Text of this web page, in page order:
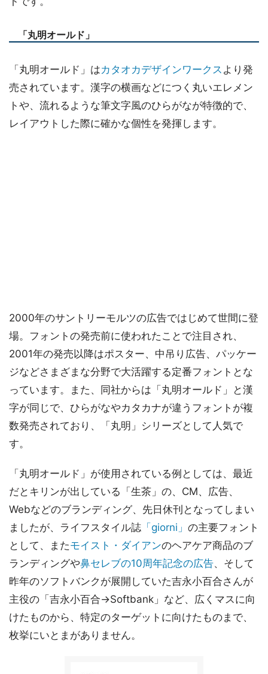
「丸明オールド」
「丸明オールド」はカタオカデザインワークス より発
売されています。漢字の横画などにつく丸いエレメン
トや、流れるような筆文字風のひらがなが特徴的で、
レイアウトした際に確かな個性を発揮します。
2000年のサントリーモルツの広告ではじめて世間に登
場。フォントの発売前に使われたことで注目され、
2001年の発売以降はポスター、中吊り広告、パッケー
ジなどさまざまな分野で大活躍する定番フォントとな
っています。また、同社からは「丸明オールド」と漢
字が同じで、ひらがなやカタカナが違うフォントが複
数発売されており、「丸明」シリーズとして人気で
す。
「丸明オールド」が使用されている例としては、最近
だとキリンが出している「生茶」の、CM、広告、
Webなどのブランディング、先日休刊となってしまい
ましたが、ライフスタイル誌 「giorni」 の主要フォント
として、またモイスト・ダイアンのヘアケア商品のブ
ランディングや鼻セレブの10周年記念の広告、そして
昨年のソフトバンクが展開していた吉永小百合さんが
主役の「吉永小百合→Softbank」など、広くマスに向
けたものから、特定のターゲットに向けたものまで、
枚挙にいとまがありません。